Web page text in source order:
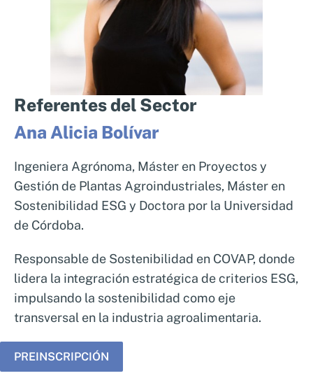
mercado.
Referentes del Sector
Ana Alicia Bolívar
Ingeniera Agrónoma, Máster en Proyectos y
Gestión de Plantas Agroindustriales, Máster en
Sostenibilidad ESG y Doctora por la Universidad
de Córdoba.
Responsable de Sostenibilidad en COVAP, donde
lidera la integración estratégica de criterios ESG,
impulsando la sostenibilidad como eje
transversal en la industria agroalimentaria.
PREINSCRIPCIÓN